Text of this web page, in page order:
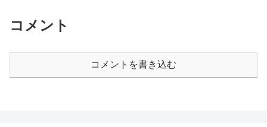
コメント
コメントを書き込む